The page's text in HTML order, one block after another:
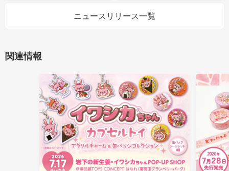
ニュースリリース一覧
関連情報